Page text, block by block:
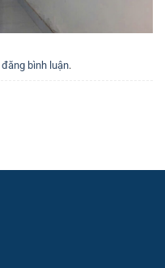
đăng bình luận.